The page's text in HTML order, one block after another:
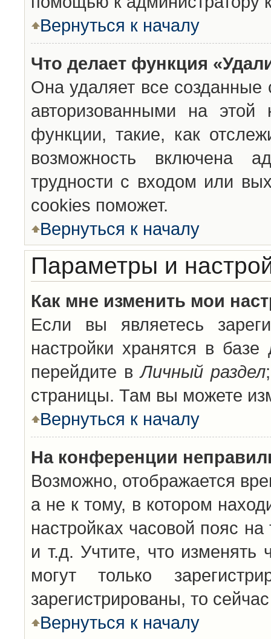
Вернуться к началу
Что делает функция
Она удаляет все созданные
авторизованными на
функции, такие, как
возможность включена
трудности с входом или
cookies поможет.
Вернуться к началу
Параметры и
Как мне изменить мои
Если вы являетесь
настройки хранятся в
перейдите вЛичный раздел
страницы. Там вы можете
Вернуться к началу
На конференции
Возможно, отображается
а не к тому, в котором
настройках часовой пояс
и т.д. Учтите, что изменять
могут только
зарегистрированы, то
Вернуться к началу